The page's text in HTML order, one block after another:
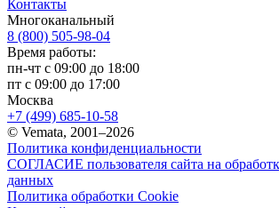
Контакты
Многоканальный
8 (800) 505-98-04
Время работы:
пн-чт с 09:00 до 18:00
пт с 09:00 до 17:00
Москва
+7 (499) 685-10-58
© Vemata, 2001–2026
Политика конфиденциальности
СОГЛАСИЕ пользователя сайта на
данных
Политика обработки Cookie